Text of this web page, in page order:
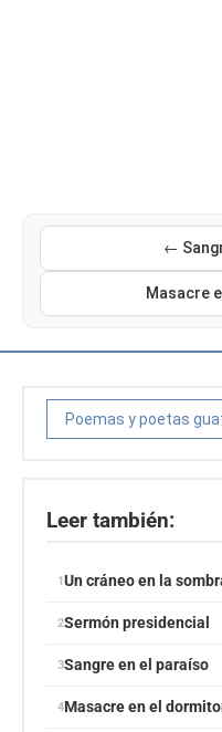
←
Masacre
Poemas y poetas
Leer también:
Un cráneo en la
Sermón presidencial
Sangre en el paraíso
Masacre en el